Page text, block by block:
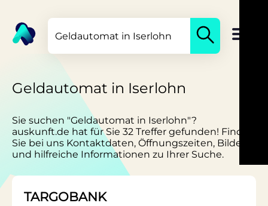
Geldautomat in Iserlohn
Sie suchen "Geldautomat in Iserlohn"?
auskunft.de hat für Sie 32 Treffer gefunden! Finden
Sie bei uns Kontaktdaten, Öffnungszeiten, Bilder
und hilfreiche Informationen zu Ihrer Suche.
TARGOBANK